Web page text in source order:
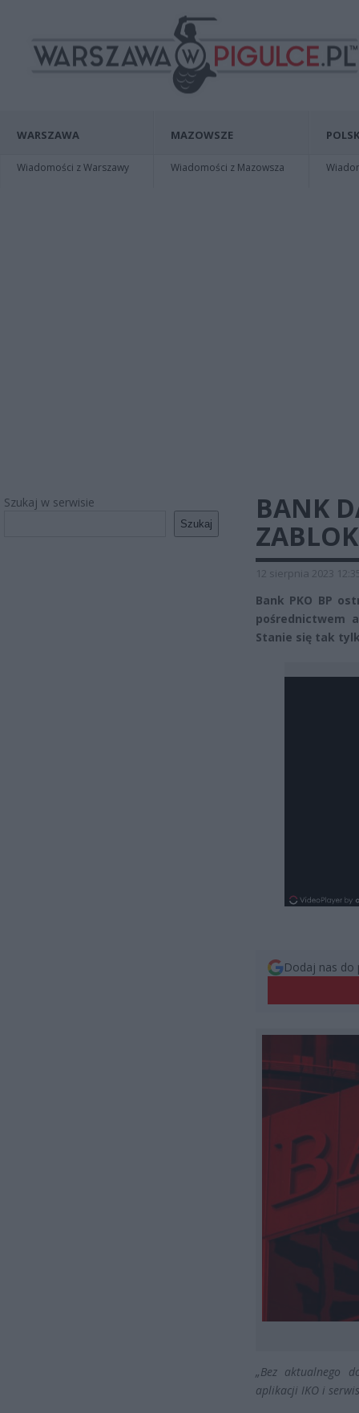
WARSZAWA
Wiadomości z Warszawy
MAZOWSZE
Wiadomości z Mazowsza
Szukaj w serwisie
Szukaj
BANK
12 sierpnia 2023
Bank PKO BP
pośrednictwem
Stanie się tak
Dodaj nas do
„Bez aktualnego
aplikacji IKO i